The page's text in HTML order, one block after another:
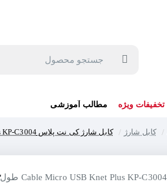
تخفیفات ویژه مطالب آموزشی
کابل شارژ کابل شارژ کی نت پلاس Cable Micro USB Knet Plus KP-C3004 طول 1.2 متر